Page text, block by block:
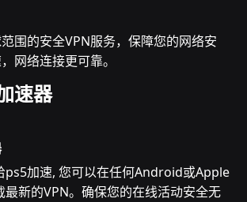
围的安全VPN服务，保障您的网络安
网络连接更可靠。
速器
ps5加速, 您可以在任何Android或Apple
最新的VPN。确保您的在线活动安全无